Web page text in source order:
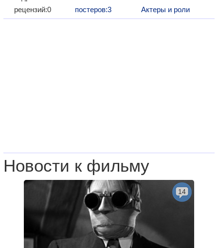
рецензий:0
постеров:3
Актеры и роли
Новости к фильму
14